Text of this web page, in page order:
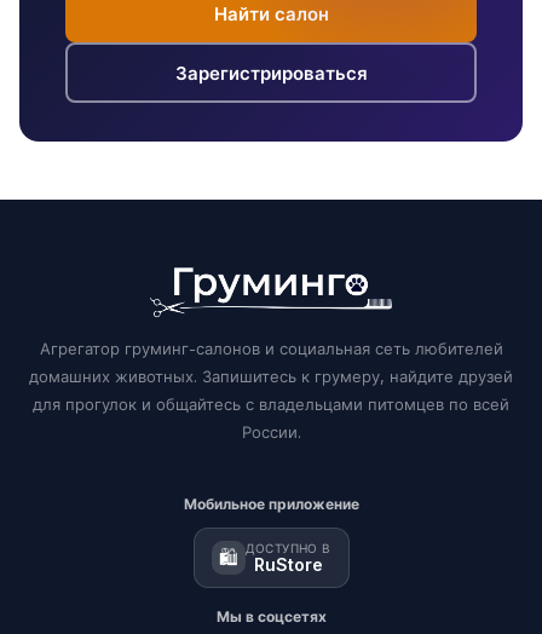
Найти салон
Зарегистрироваться
Агрегатор груминг-салонов и социальная сеть любителей
домашних животных. Запишитесь к грумеру, найдите друзей
для прогулок и общайтесь с владельцами питомцев по всей
России.
Мобильное приложение
🛍️ ДОСТУПНО В
RuStore
Мы в соцсетях